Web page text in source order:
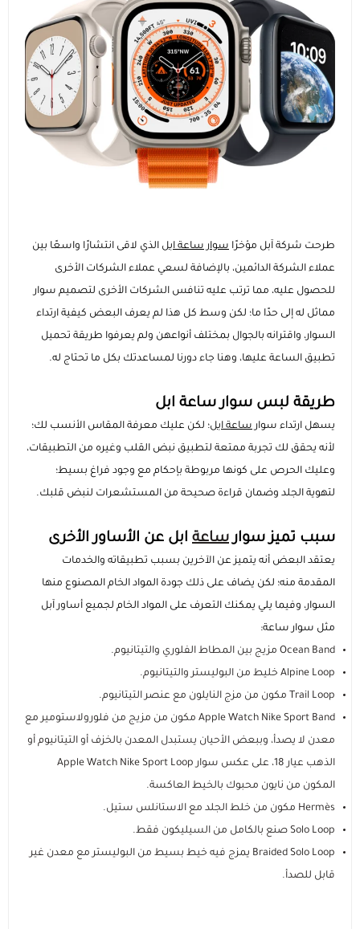
إضاءات للتصوير
عصا السيلفي ومانع الاهتزاز
عرض الكل
ايفون
سامسونج
شاومي
هواوي
وصل حديثا
الاجهزة المستعملة
الاجهزة اللوحية و ملحقاتها
عرض الكل
ايباد ابل
ايباد هونر
اجهزة التابلت
إكسسوارات الأجهزة اللوحية
عرض الكل
استاندات وقواعد الايبات
ملحقات الايباد
عرض الكل
كفرات ايباد
أقلام ذكية
الساعات الذكية وسوارات اللياقة
عرض الكل
ساعات هواوي
ماركات ساعات متنوعة
إكسسوارات الساعات (أساور وحماية)
الماركات التجارية
عرض الكل
كفرات ايفون
عرض الكل
اكسسوارات ايفون 17
ايفون 16
ايفون 15
كفرات سامسونج
اكسسوارات الساعات الذكية
استاندات وقواعد الجوال
حامل تثبيت الجوال والكاميرا
الشواحن والمنصات
عرض الكل
كيابل
منصات وقواعد الشحن
بطاريات متنقلة باوربانك
شاحن جداري
شواحن سيارة
شاحن لا سلكي
توصيلات كهربائية
الصوتيات والسماعات
عرض الكل
السماعات
عرض الكل
سماعات أذن لاسلكية
سماعات سلكية
سماعات الرأس
مكبرات الصوت
ميكروفونات احترافية
وصلات ومحولات الصوت
اضاءات تصوير
كاميرات تصوير
الأجهزة المنزلية والشبكات
عرض الكل
راوترات ومودمات منزلية
عرض الكل
راوترات متنقلة
روترات ومودمات منزلية
مقويات إشارة الشبكة
أجهزة المنزل الذكي
كاميرات المراقبة
مستلزمات السيارات
عرض الكل
داش كام
قواعد تثبيت الجوال للسيارة
شواحن ومحولات السيارة
اشتراكات ومشغلات بطارية السيارة
ملحقات سيارة متعددة
الإكسسوارات والحماية
عرض الكل
بكجات الحماية
عرض الكل
بكجات حماية ايفون
بكجات حماية سامسونج
شاشات الحماية
شاشات حماية ايباد
حماية الكاميرا والعدسات
الألعاب والترفيه
رهيبنا
المنتجات الدراسية والمكتبية
عرض الكل
أدوات مكتبية ذكية
مستلزمات الطلاب
طرحت شركة آبل مؤخرًاسوار ساعة ابلالذي لاقى انتشارًا واسعًا بين
عملاء الشركة الدائمين، بالإضافة لسعي عملاء الشركات الأخرى
للحصول عليه، مما ترتب عليه تنافس الشركات الأخرى لتصميم سوار
مماثل له إلى حدًا ما؛ لكن وسط كل هذا لم يعرف البعض كيفية ارتداء
السوار، واقترانه بالجوال بمختلف أنواعهن ولم يعرفوا طريقة تحميل
تطبيق الساعة عليها، وهنا جاء دورنا لمساعدتك بكل ما تحتاج له.
طريقة لبس سوار ساعة ابل
يسهل ارتداء سوارساعة ابل؛ لكن عليك معرفة المقاس الأنسب لك؛
لأنه يحقق لك تجربة ممتعة لتطبيق نبض القلب وغيره من التطبيقات،
وعليك الحرص على كونها مربوطة بإحكام مع وجود فراغ بسيط؛
لتهوية الجلد وضمان قراءة صحيحة من المستشعرات لنبض قلبك.
سبب تميز سوارساعةابل عن الأساور الأخرى
يعتقد البعض أنه يتميز عن الآخرين بسبب تطبيقاته والخدمات
المقدمة منه؛ لكن يضاف على ذلك جودة المواد الخام المصنوع منها
السوار، وفيما يلي يمكنك التعرف على المواد الخام لجميع أساور آبل
مثل سوار ساعة:
Ocean Band مزيج بين المطاط الفلوري والتيتانيوم.
Alpine Loop خليط من البوليستر والتيتانيوم.
Trail Loop مكون من مزج النايلون مع عنصر التيتانيوم.
Apple Watch Nike Sport Band مكون من مزيج من فلورولاستومير مع
معدن لا يصدأ، وببعض الأحيان يستبدل المعدن بالخزف أو التيتانيوم أو
الذهب عيار 18، على عكس سوار Apple Watch Nike Sport Loop
المكون من نايون محبوك بالخيط العاكسة.
Hermès مكون من خلط الجلد مع الاستانلس ستيل.
Solo Loop صنع بالكامل من السيليكون فقط.
Braided Solo Loop يمزج فيه خيط بسيط من البوليستر مع معدن غير
قابل للصدأ.